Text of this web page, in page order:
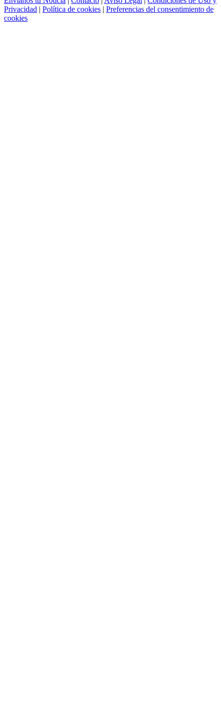
Privacidad | Política de cookies | Preferencias del consentimiento de
cookies